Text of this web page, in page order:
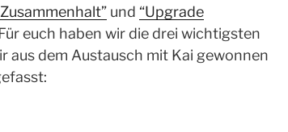
und “Upgrade
euch haben wir die drei wichtigsten
aus dem Austausch mit Kai gewonnen